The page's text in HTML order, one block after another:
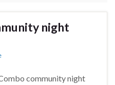
night
community night